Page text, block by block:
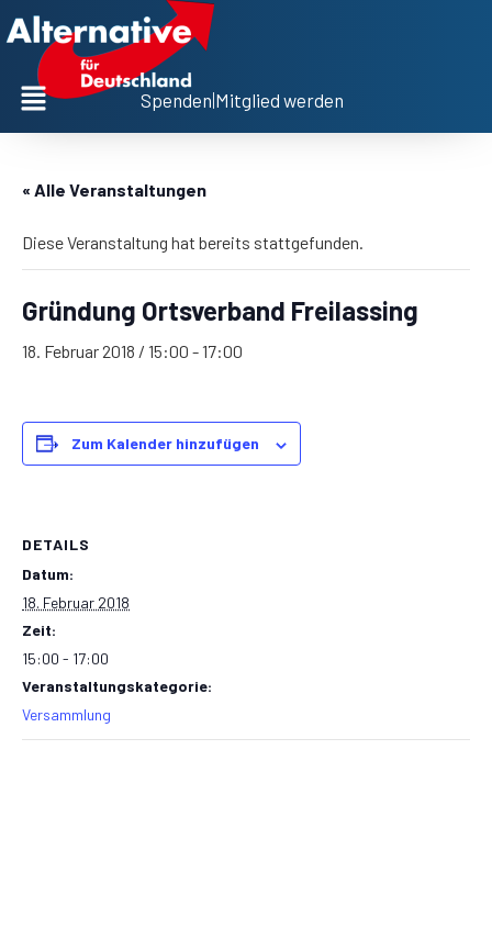
Spenden Mitglied werden
« Alle Veranstaltungen
Diese Veranstaltung hat bereits stattgefunden.
Gründung Ortsverband Freilassing
18. Februar 2018 / 15:00 -17:00
Zum Kalender hinzufügen
DETAILS
Datum:
18. Februar 2018
Zeit:
15:00 - 17:00
Veranstaltungskategorie:
Versammlung